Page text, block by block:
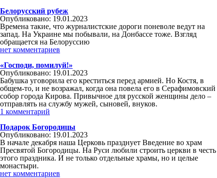
Белорусский рубеж
Опубликовано: 19.01.2023
Времена такие, что журналистские дороги поневоле ведут на
запад. На Украине мы побывали, на Донбассе тоже. Взгляд
обращается на Белоруссию
нет комментариев
«Господи, помилуй!»
Опубликовано: 19.01.2023
Бабушка уговорила его креститься перед армией. Но Костя, в
общем-то, и не возражал, когда она повела его в Серафимовский
собор города Кирова. Привычное для русской женщины дело –
отправлять на службу мужей, сыновей, внуков.
1 комментарий
Подарок Богородицы
Опубликовано: 19.01.2023
В начале декабря наша Церковь празднует Введение во храм
Пресвятой Богородицы. На Руси любили строить церкви в честь
этого праздника. И не только отдельные храмы, но и целые
монастыри.
нет комментариев